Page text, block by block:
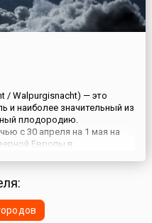
/ Walpurgisnacht) — это
и наиболее значительный из
плодородию.
с 30 апреля на 1 мая на
Европы в